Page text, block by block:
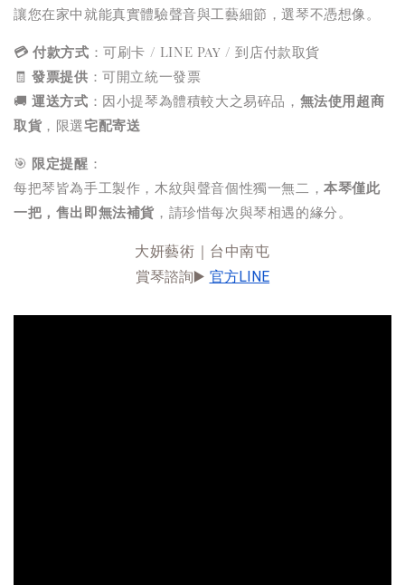
讓您在家中就能真實體驗聲音與工藝細節，選琴不憑想像。
💳 付款方式 ：可刷卡 / LINE Pay / 到店付款取貨
🧾發票提供 ：可開立統一發票
🚚運送方式 ：因小提琴為體積較大之易碎品， 無法使用超商
取貨，限選宅配寄送
🎯 限定提醒 ：
每把琴皆為手工製作，木紋與聲音個性獨一無二，本琴僅此
一把，售出即無法補貨 ，請珍惜每次與琴相遇的緣分。
大妍藝術｜台中南屯
賞琴諮詢▶️ 官方LINE